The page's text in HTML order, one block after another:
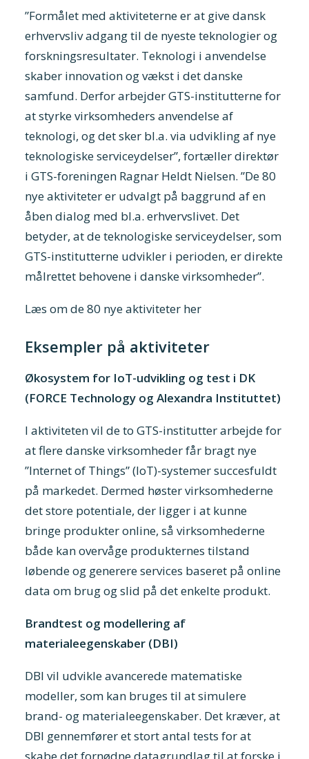
”Formålet med aktiviteterne er at give dansk
erhvervsliv adgang til de nyeste teknologier og
forskningsresultater. Teknologi i anvendelse
skaber innovation og vækst i det danske
samfund. Derfor arbejder GTS-institutterne for
at styrke virksomheders anvendelse af
teknologi, og det sker bl.a. via udvikling af nye
teknologiske serviceydelser”, fortæller direktør
i GTS-foreningen Ragnar Heldt Nielsen. ”De 80
nye aktiviteter er udvalgt på baggrund af en
åben dialog med bl.a. erhvervslivet. Det
betyder, at de teknologiske serviceydelser, som
GTS-institutterne udvikler i perioden, er direkte
målrettet behovene i danske virksomheder”.
Læs om de 80 nye aktiviteter her
Eksempler på aktiviteter
Økosystem for IoT-udvikling og test i DK
(FORCE Technology og Alexandra Instituttet)
I aktiviteten vil de to GTS-institutter arbejde for
at flere danske virksomheder får bragt nye
”Internet of Things” (IoT)-systemer succesfuldt
på markedet. Dermed høster virksomhederne
det store potentiale, der ligger i at kunne
bringe produkter online, så virksomhederne
både kan overvåge produkternes tilstand
løbende og generere services baseret på online
data om brug og slid på det enkelte produkt.
Brandtest og modellering af
materialeegenskaber (DBI)
DBI vil udvikle avancerede matematiske
modeller, som kan bruges til at simulere
brand- og materialeegenskaber. Det kræver, at
DBI gennemfører et stort antal tests for at